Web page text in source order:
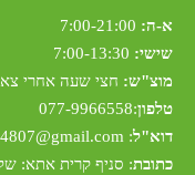
א-ה:
שישי: 7:00-13:30
מוצ"ש: חצי שעה אחרי
טלפון:
077-9966558
דוא"ל:
כתובת: סניף קרית אתא: